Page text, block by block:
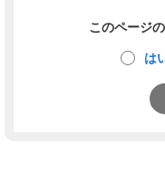
このページ
は